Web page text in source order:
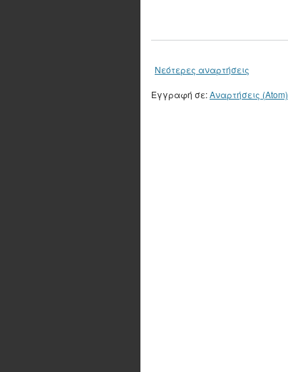
Νεότερες αναρτήσεις
Εγγραφή σε:Αναρτήσεις (Atom)